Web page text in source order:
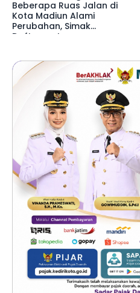
Beberapa Ruas Jalan di
Kota Madiun Alami
Perubahan, Simak
Daftarnya!